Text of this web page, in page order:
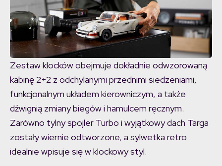
Zestaw klocków obejmuje dokładnie odwzorowaną
kabinę 2+2 z odchylanymi przednimi siedzeniami,
funkcjonalnym układem kierowniczym, a także
dźwignią zmiany biegów i hamulcem ręcznym.
Zarówno tylny spojler Turbo i wyjątkowy dach Targa
zostały wiernie odtworzone, a sylwetka retro
idealnie wpisuje się w klockowy styl.